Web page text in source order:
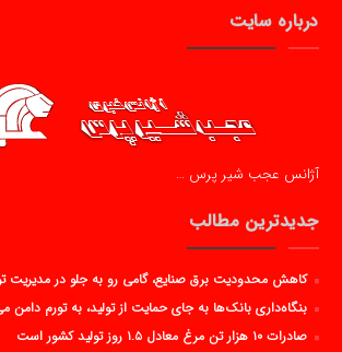
درباره سایت
آژانس عجب شیر پرس …
جدیدترین مطالب
کاهش محدودیت برق صنایع، گامی رو به جلو در مدیریت
بنگاه‌داری بانک‌ها به جای حمایت از تولید، به تورم دامن
صادرات ۱۰ هزار تن مرغ معادل ۱.۵ روز تولید کشور است